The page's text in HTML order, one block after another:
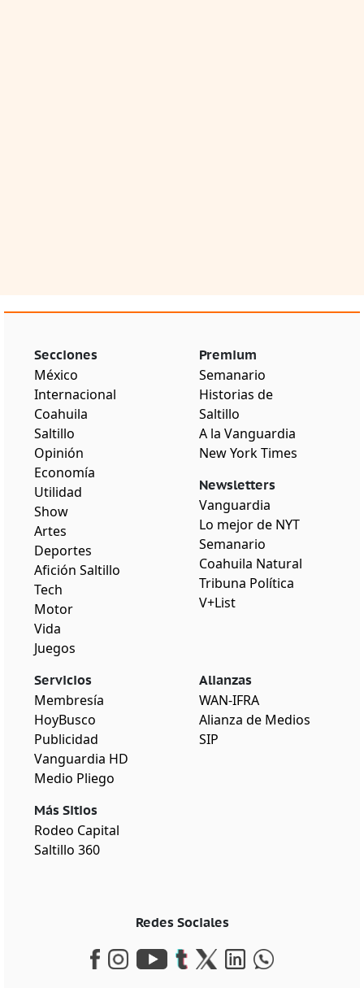
Secciones
México
Internacional
Coahuila
Saltillo
Opinión
Economía
Utilidad
Show
Artes
Deportes
Afición Saltillo
Tech
Motor
Vida
Juegos
Premium
Semanario
Historias de
Saltillo
A la Vanguardia
New York Times
Newsletters
Vanguardia
Lo mejor de NYT
Semanario
Coahuila Natural
Tribuna Política
V+List
Servicios
Membresía
HoyBusco
Publicidad
Vanguardia HD
Medio Pliego
Más Sitios
Rodeo Capital
Saltillo 360
Alianzas
WAN-IFRA
Alianza de Medios
SIP
Redes Sociales